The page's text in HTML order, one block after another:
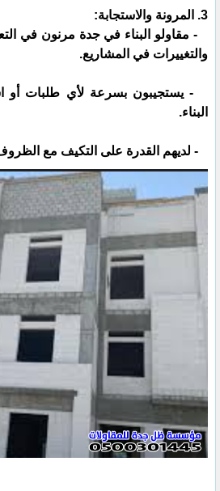
3. المرونة والاستجابة:
- مقاولو البناء في جدة مرنون في
والتغييرات في المشاريع.
- يستجيبون بسرعة لأي طلبات أو
البناء.
- لديهم القدرة على التكيف مع الظروف